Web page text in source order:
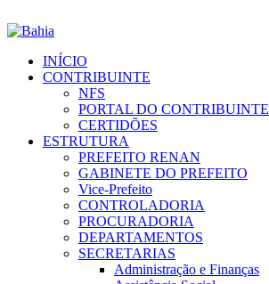
INÍCIO
CONTRIBUINTE
NFS
PORTAL DO CONTRIBUINTE
CERTIDÕES
ESTRUTURA
PREFEITO RENAN
GABINETE DO PREFEITO
Vice-Prefeito
CONTROLADORIA
PROCURADORIA
DEPARTAMENTOS
SECRETARIAS
Administração e Finanças